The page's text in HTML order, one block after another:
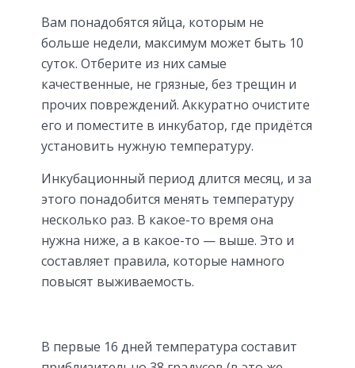
Вам понадобятся яйца, которым не
больше недели, максимум может быть 10
суток. Отберите из них самые
качественные, не грязные, без трещин и
прочих повреждений. Аккуратно очистите
его и поместите в инкубатор, где придётся
установить нужную температуру.
Инкубационный период длится месяц, и за
этого понадобится менять температуру
несколько раз. В какое-то время она
нужна ниже, а в какое-то — выше. Это и
составляет правила, которые намного
повысят выживаемость.
В первые 16 дней температура составит